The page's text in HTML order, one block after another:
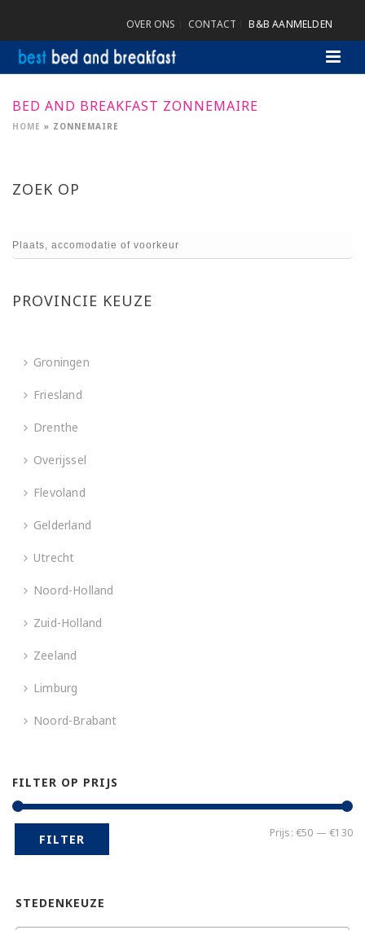
OVER ONS CONTACT B&B AANMELDEN
BED AND BREAKFAST ZONNEMAIRE
HOME » ZONNEMAIRE
ZOEK OP
PROVINCIE KEUZE
Groningen
Friesland
Drenthe
Overijssel
Flevoland
Gelderland
Utrecht
Noord-Holland
Zuid-Holland
Zeeland
Limburg
Noord-Brabant
FILTER OP PRIJS
FILTER Prijs: €50 —€130
STEDENKEUZE